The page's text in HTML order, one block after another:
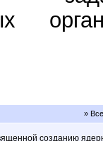
»
созданию